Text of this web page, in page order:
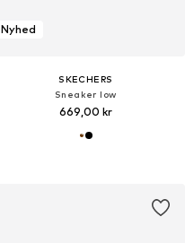
Nyhed
SKECHERS
Sneaker low
669,00 kr